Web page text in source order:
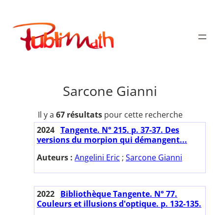
contenu
Publimath
Sarcone Gianni
Il y a 67 résultatspour cette recherche
2024 Tangente. N° 215. p. 37-37. Des
versions du morpion qui démangent...
Auteurs : Angelini Eric ; Sarcone Gianni
2022 Bibliothèque Tangente. N° 77.
Couleurs et illusions d'optique. p. 132-135.